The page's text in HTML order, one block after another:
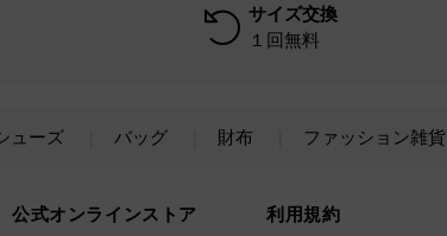
サイズ交換
１回無料
ューズ バッグ 財布 ファッション雑貨
公式オンラインストア
利用規約